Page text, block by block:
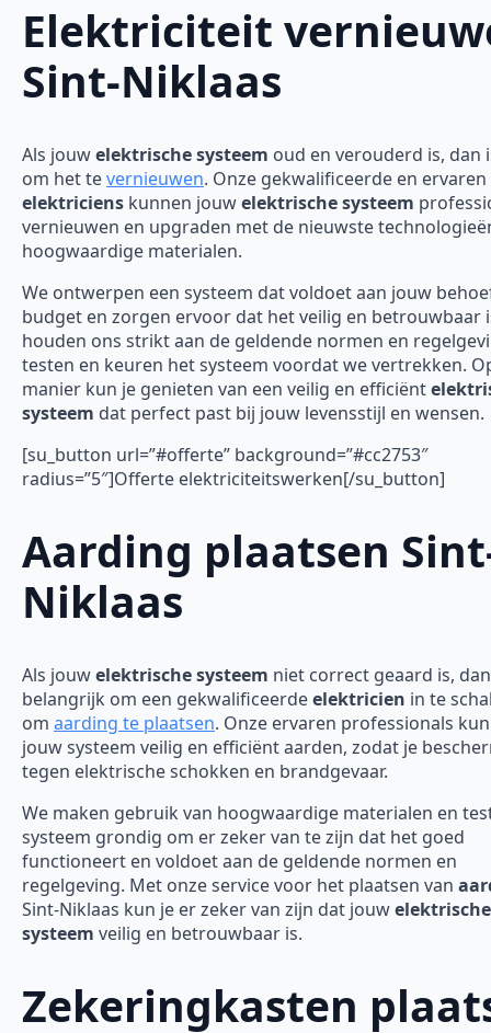
Elektriciteit
Sint-Niklaas
Als jouwelektrische systeem oud en verouderd is, dan
om het tevernieuwen. Onze gekwalificeerde en ervaren
elektriciens kunnen jouwelektrische systeem
vernieuwen en upgraden met de nieuwste
hoogwaardige materialen.
We ontwerpen een systeem dat voldoet aan jouw
budget en zorgen ervoor dat het veilig en betrouwbaar
houden ons strikt aan de geldende normen en
testen en keuren het systeem voordat we vertrekken.
manier kun je genieten van een veilig en efficiënt
systeem dat perfect past bij jouw levensstijl en wensen.
[su_button url=”#offerte” background=”#cc2753″
radius=”5″]Offerte elektriciteitswerken[/su_button]
Aarding plaatsen
Niklaas
Als jouwelektrische systeem niet correct geaard is,
belangrijk om een gekwalificeerdeelektricien in te
om aarding te plaatsen. Onze ervaren professionals
jouw systeem veilig en efficiënt aarden, zodat je
tegen elektrische schokken en brandgevaar.
We maken gebruik van hoogwaardige materialen en
systeem grondig om er zeker van te zijn dat het goed
functioneert en voldoet aan de geldende normen en
regelgeving. Met onze service voor het plaatsen van
Sint-Niklaas kun je er zeker van zijn dat jouwelektrische
systeem veilig en betrouwbaar is.
Zekeringkasten